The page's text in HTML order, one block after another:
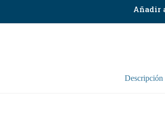
Añadir
Descripción